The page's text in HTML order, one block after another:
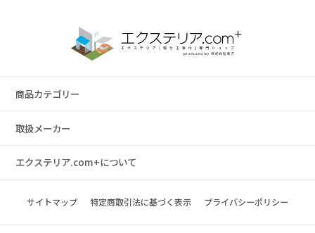
商品カテゴリー
取扱メーカー
エクステリア.com+について
サイトマップ 特定商取引法に基づく表示 プライバシーポリシー